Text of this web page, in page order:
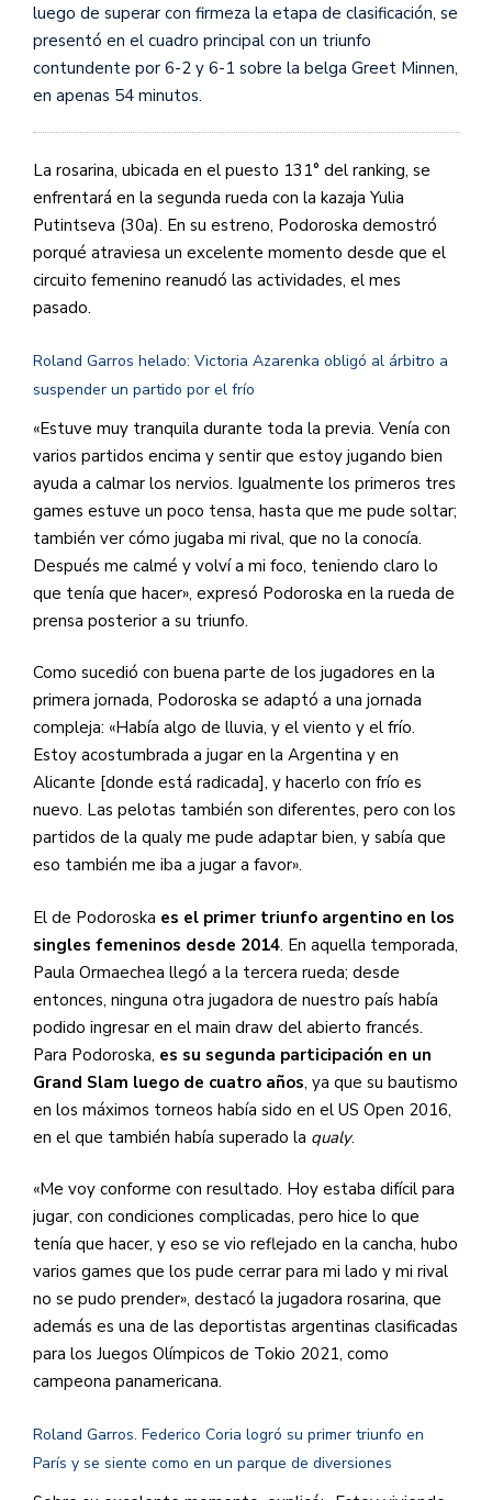
luego de superar con firmeza la etapa de clasificación, se
presentó en el cuadro principal con un triunfo
contundente por 6-2 y 6-1 sobre la belga Greet Minnen,
en apenas 54 minutos.
La rosarina, ubicada en el puesto 131° del ranking, se
enfrentará en la segunda rueda con la kazaja Yulia
Putintseva (30a). En su estreno, Podoroska demostró
porqué atraviesa un excelente momento desde que el
circuito femenino reanudó las actividades, el mes
pasado.
Roland Garros helado: Victoria Azarenka obligó al árbitro a
suspender un partido por el frío
«Estuve muy tranquila durante toda la previa. Venía con
varios partidos encima y sentir que estoy jugando bien
ayuda a calmar los nervios. Igualmente los primeros tres
games estuve un poco tensa, hasta que me pude soltar;
también ver cómo jugaba mi rival, que no la conocía.
Después me calmé y volví a mi foco, teniendo claro lo
que tenía que hacer», expresó Podoroska en la rueda de
prensa posterior a su triunfo.
Como sucedió con buena parte de los jugadores en la
primera jornada, Podoroska se adaptó a una jornada
compleja: «Había algo de lluvia, y el viento y el frío.
Estoy acostumbrada a jugar en la Argentina y en
Alicante [donde está radicada], y hacerlo con frío es
nuevo. Las pelotas también son diferentes, pero con los
partidos de la qualy me pude adaptar bien, y sabía que
eso también me iba a jugar a favor».
El de Podoroska es el primer triunfo argentino en los
singles femeninos desde 2014. En aquella temporada,
Paula Ormaechea llegó a la tercera rueda; desde
entonces, ninguna otra jugadora de nuestro país había
podido ingresar en el main draw del abierto francés.
Para Podoroska, es su segunda participación en un
Grand Slam luego de cuatro años, ya que su bautismo
en los máximos torneos había sido en el US Open 2016,
en el que también había superado la qualy.
«Me voy conforme con resultado. Hoy estaba difícil para
jugar, con condiciones complicadas, pero hice lo que
tenía que hacer, y eso se vio reflejado en la cancha, hubo
varios games que los pude cerrar para mi lado y mi rival
no se pudo prender», destacó la jugadora rosarina, que
además es una de las deportistas argentinas clasificadas
para los Juegos Olímpicos de Tokio 2021, como
campeona panamericana.
Roland Garros. Federico Coria logró su primer triunfo en
París y se siente como en un parque de diversiones